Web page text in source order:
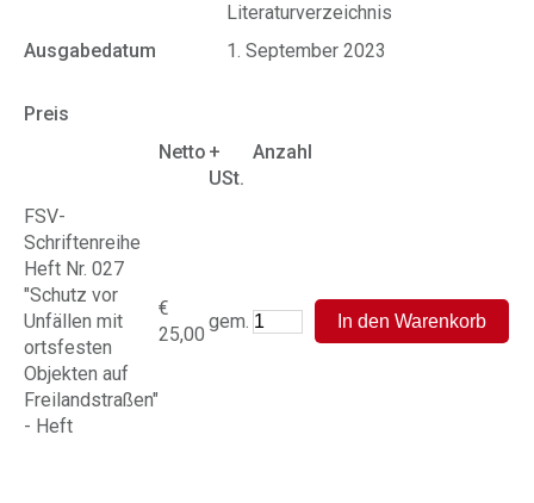
Literaturverzeichnis
Ausgabedatum
1. September 2023
Preis
Netto +
USt.
Anzahl
FSV-
Schriftenreihe
Heft Nr. 027
"Schutz vor
Unfällen mit
ortsfesten
Objekten auf
Freilandstraßen"
- Heft
€
25,00
gem.